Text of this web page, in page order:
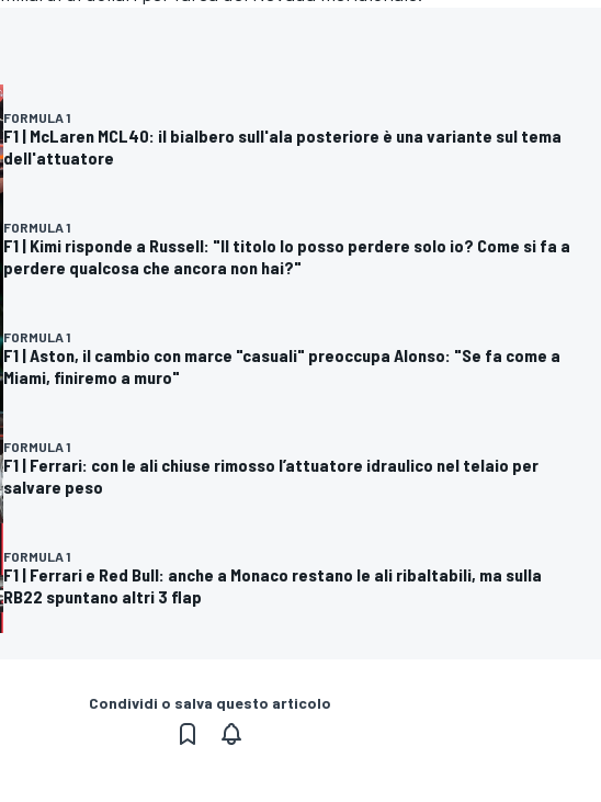
FORMULA 1
F1 | McLaren MCL40: il bialbero sull'ala posteriore è una variante sul tema
dell'attuatore
FORMULA 1
F1 | Kimi risponde a Russell: "Il titolo lo posso perdere solo io? Come si fa a
perdere qualcosa che ancora non hai?"
FORMULA 1
F1 | Aston, il cambio con marce "casuali" preoccupa Alonso: "Se fa come a
Miami, finiremo a muro"
FORMULA 1
F1 | Ferrari: con le ali chiuse rimosso l’attuatore idraulico nel telaio per
salvare peso
FORMULA 1
F1 | Ferrari e Red Bull: anche a Monaco restano le ali ribaltabili, ma sulla
RB22 spuntano altri 3 flap
Condividi o salva questo articolo